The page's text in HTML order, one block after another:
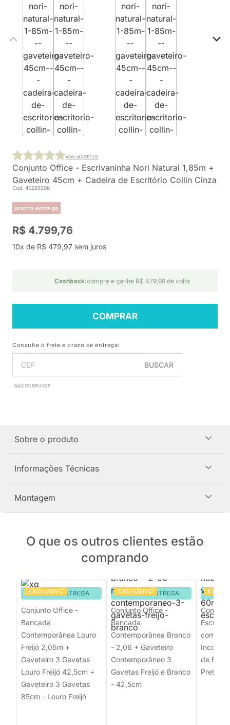
Conjunto Office - Escrivaninha Nori Natural 1,85m +
Gaveteiro 45cm + Cadeira de Escritório Collin Cinza
Cod. 4029920ki
pronta entrega
AVALIAÇÕES (0)
R$ 4.799,76
10x de R$ 479,97 sem juros
Cashback:compre e ganhe R$ 479,98 de volta
COMPRAR
Consulte o frete e prazo de entrega:
BUSCAR
NÃO SEI MEU CEP
Sobre o produto
Informações Técnicas
Montagem
O que os outros clientes estão
comprando
EXCLUSIVO
PRONTA ENTREGA
Conjunto Office -
Bancada
Contemporânea Louro
Freijó 2,06m +
Gaveteiro 3 Gavetas
Louro Freijó 42,5cm +
Gaveteiro 3 Gavetas
85cm - Louro Freijó
EXCLUSIVO
PRONTA ENTREGA
Conjunto Office -
Bancada
Contemporânea Branco
- 2,06 + Gaveteiro
Contemporâneo 3
Gavetas Freijó e Branco
- 42,5cm
com
Incolor
de
Preto